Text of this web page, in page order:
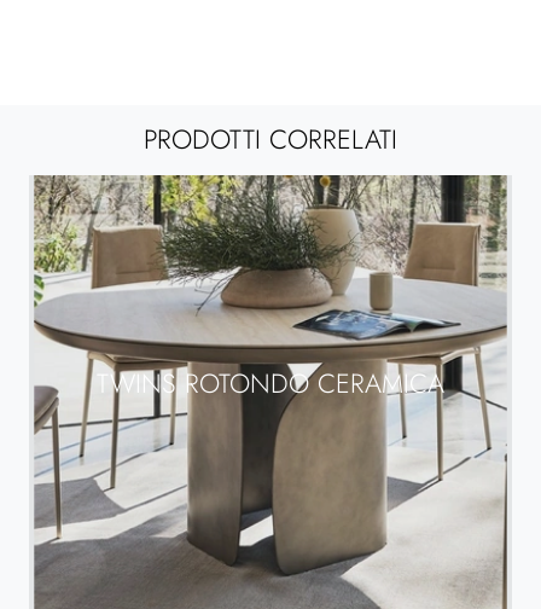
PRODOTTI CORRELATI
TWINS ROTONDO CERAMICA